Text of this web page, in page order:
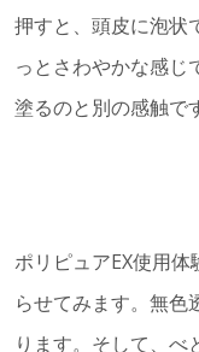
押すと、頭皮に泡状
っとさわやかな感じ
塗るのと別の感触で
ポリピュアEX使用
らせてみます。無色
ります。そして、べ